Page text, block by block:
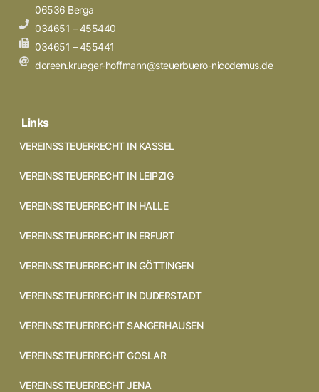
06536 Berga
034651 – 455440
034651 – 455441
doreen.krueger-hoffmann@steuerbuero-nicodemus.de
Links
VEREINSSTEUERRECHT IN KASSEL
VEREINSSTEUERRECHT IN LEIPZIG
VEREINSSTEUERRECHT IN HALLE
VEREINSSTEUERRECHT IN ERFURT
VEREINSSTEUERRECHT IN GÖTTINGEN
VEREINSSTEUERRECHT IN DUDERSTADT
VEREINSSTEUERRECHT SANGERHAUSEN
VEREINSSTEUERRECHT GOSLAR
VEREINSSTEUERRECHT JENA